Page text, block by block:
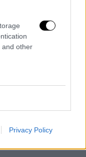
and other
Privacy Policy